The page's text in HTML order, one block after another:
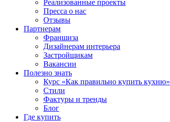
Реализованные проекты
Пресса о нас
Отзывы
Партнерам
Франшиза
Дизайнерам интерьера
Застройщикам
Вакансии
Полезно знать
Курс «Как правильно купить кухню»
Cтили
Фактуры и тренды
Блог
Где купить